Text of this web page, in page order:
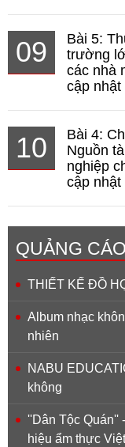
09
Bài 5:
trường
các nhà
cập nhật
10
Bài 4:
Nguồn
nghiệp
cập nhật
QUẢNG
THIẾT KẾ ĐỒ
Album nhạc
nhiên
NABU
không
''Dân Tộc Quán''
hiệu ẩm thực